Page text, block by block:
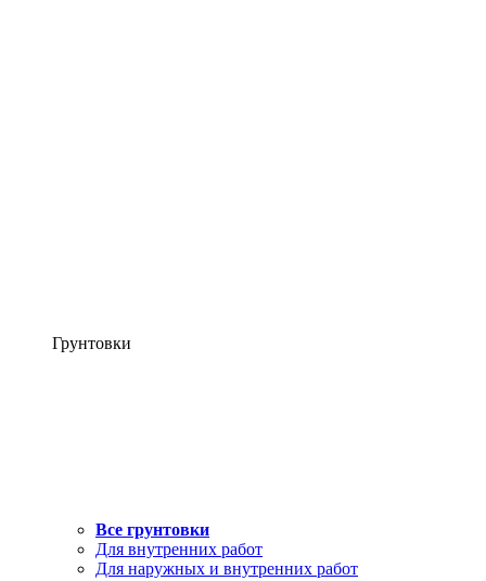
Грунтовки
Все грунтовки
Для внутренних работ
Для наружных и внутренних работ